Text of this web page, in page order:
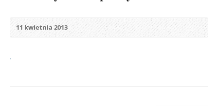
11 kwietnia 2013
.